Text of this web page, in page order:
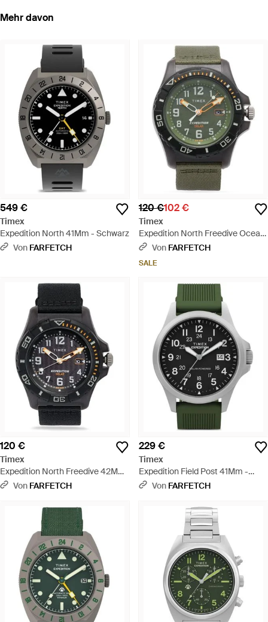
Mehr davon
549 €
Timex
Expedition North 41Mm - Schwarz
Von FARFETCH
120 €102 €
Timex
Expedition North Freedive Ocean
46Mm - Grün
Von FARFETCH
SALE
120 €
Timex
Expedition North Freedive 42Mm
- Schwarz
Von FARFETCH
229 €
Timex
Expedition Field Post 41Mm -
Schwarz
Von FARFETCH